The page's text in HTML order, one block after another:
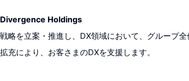
Holdings
略を立案・推進し、DX領域において、グループ
充により、お客さまのDXを支援します。